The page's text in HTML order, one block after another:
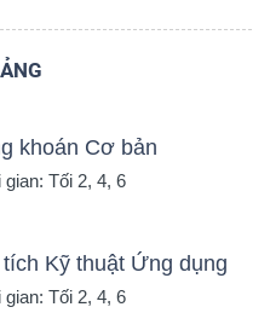
khoán Cơ bản
Tối 2, 4, 6
Kỹ thuật Ứng dụng
Tối 2, 4, 6